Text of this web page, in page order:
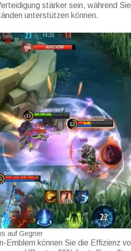
stärker sein, während
unterstützen können.
auf Gegner
Emblem können Sie die Effizienz